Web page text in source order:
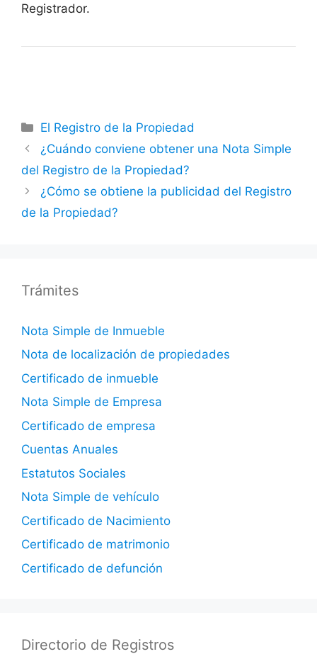
Registrador.
Categorías
El Registro de la Propiedad
¿Cuándo conviene obtener una Nota Simple
del Registro de la Propiedad?
¿Cómo se obtiene la publicidad del Registro
de la Propiedad?
Trámites
Nota Simple de Inmueble
Nota de localización de propiedades
Certificado de inmueble
Nota Simple de Empresa
Certificado de empresa
Cuentas Anuales
Estatutos Sociales
Nota Simple de vehículo
Certificado de Nacimiento
Certificado de matrimonio
Certificado de defunción
Directorio de Registros